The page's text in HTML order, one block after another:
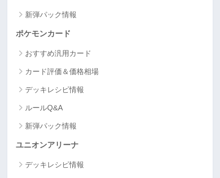
新弾パック情報
ポケモンカード
おすすめ汎用カード
カード評価＆価格相場
デッキレシピ情報
ルールQ&A
新弾パック情報
ユニオンアリーナ
デッキレシピ情報